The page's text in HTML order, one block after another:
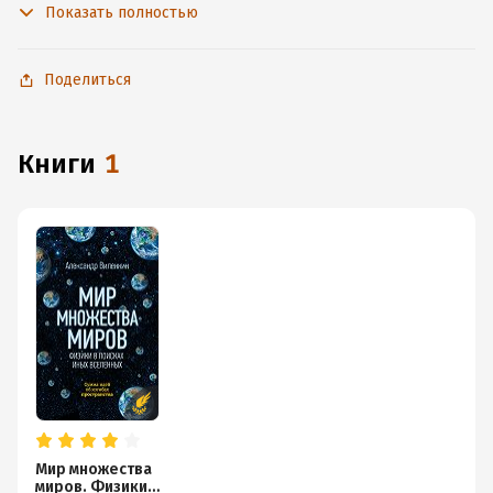
iOS или Android, чтобы не расставаться с любимыми
Показать полностью
Поделиться
книги 1
Мир множества
миров. Физики в